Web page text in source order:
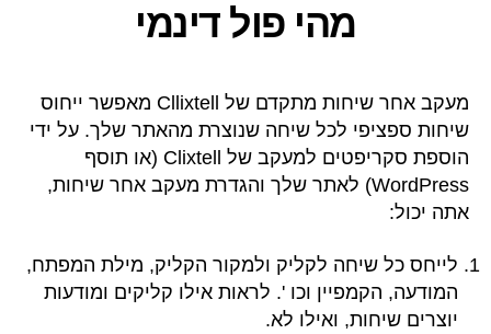
מהי פול דינמי
מעקב אחר שיחות מתקדם של Cllixtell מאפשר ייחוס
שיחות ספציפי לכל שיחה שנוצרת מהאתר שלך. על ידי
הוספת סקריפטים למעקב של Clixtell (או תוסף
WordPress) לאתר שלך והגדרת מעקב אחר שיחות,
אתה יכול:
לייחס כל שיחה לקליק ולמקור הקליק, מילת המפתח,
המודעה, הקמפיין וכו '. לראות אילו קליקים ומודעות
יוצרים שיחות, ואילו לא.